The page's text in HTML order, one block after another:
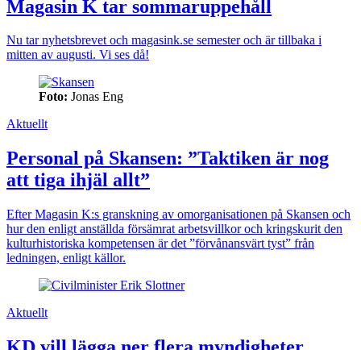
Magasin K tar sommaruppehåll
Nu tar nyhetsbrevet och magasink.se semester och är tillbaka i
mitten av augusti. Vi ses då!
Foto: Jonas Eng
Aktuellt
Personal på Skansen: ”Taktiken är nog
att tiga ihjäl allt”
Efter Magasin K:s granskning av omorganisationen på Skansen och
hur den enligt anställda försämrat arbetsvillkor och kringskurit den
kulturhistoriska kompetensen är det ”förvånansvärt tyst” från
ledningen, enligt källor.
Aktuellt